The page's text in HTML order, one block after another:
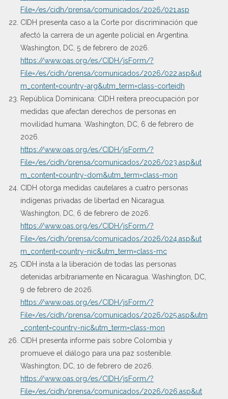
File=/es/cidh/prensa/comunicados/2026/021.asp
CIDH presenta caso a la Corte por discriminación que
afectó la carrera de un agente policial en Argentina.
Washington, DC, 5 de febrero de 2026.
https://www.oas.org/es/CIDH/jsForm/?
File=/es/cidh/prensa/comunicados/2026/022.asp&ut
m_content=country-arg&utm_term=class-corteidh
República Dominicana: CIDH reitera preocupación por
medidas que afectan derechos de personas en
movilidad humana. Washington, DC, 6 de febrero de
2026.
https://www.oas.org/es/CIDH/jsForm/?
File=/es/cidh/prensa/comunicados/2026/023.asp&ut
m_content=country-dom&utm_term=class-mon
CIDH otorga medidas cautelares a cuatro personas
indígenas privadas de libertad en Nicaragua.
Washington, DC, 6 de febrero de 2026.
https://www.oas.org/es/CIDH/jsForm/?
File=/es/cidh/prensa/comunicados/2026/024.asp&ut
m_content=country-nic&utm_term=class-mc
CIDH insta a la liberación de todas las personas
detenidas arbitrariamente en Nicaragua. Washington, DC,
9 de febrero de 2026.
https://www.oas.org/es/CIDH/jsForm/?
File=/es/cidh/prensa/comunicados/2026/025.asp&utm
_content=country-nic&utm_term=class-mon
CIDH presenta informe país sobre Colombia y
promueve el diálogo para una paz sostenible.
Washington, DC, 10 de febrero de 2026.
https://www.oas.org/es/CIDH/jsForm/?
File=/es/cidh/prensa/comunicados/2026/026.asp&ut